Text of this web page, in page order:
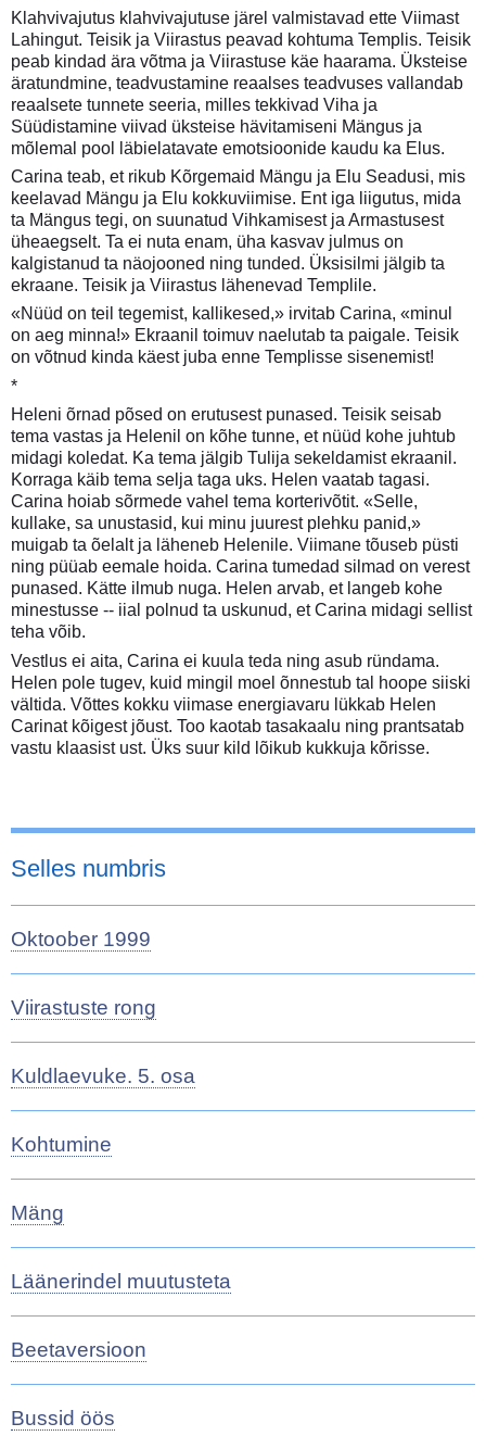
Klahvivajutus klahvivajutuse järel valmistavad ette Viimast
Lahingut. Teisik ja Viirastus peavad kohtuma Templis. Teisik
peab kindad ära võtma ja Viirastuse käe haarama. Üksteise
äratundmine, teadvustamine reaalses teadvuses vallandab
reaalsete tunnete seeria, milles tekkivad Viha ja
Süüdistamine viivad üksteise hävitamiseni Mängus ja
mõlemal pool läbielatavate emotsioonide kaudu ka Elus.
Carina teab, et rikub Kõrgemaid Mängu ja Elu Seadusi, mis
keelavad Mängu ja Elu kokkuviimise. Ent iga liigutus, mida
ta Mängus tegi, on suunatud Vihkamisest ja Armastusest
üheaegselt. Ta ei nuta enam, üha kasvav julmus on
kalgistanud ta näojooned ning tunded. Üksisilmi jälgib ta
ekraane. Teisik ja Viirastus lähenevad Templile.
«Nüüd on teil tegemist, kallikesed,» irvitab Carina, «minul
on aeg minna!» Ekraanil toimuv naelutab ta paigale. Teisik
on võtnud kinda käest juba enne Templisse sisenemist!
*
Heleni õrnad põsed on erutusest punased. Teisik seisab
tema vastas ja Helenil on kõhe tunne, et nüüd kohe juhtub
midagi koledat. Ka tema jälgib Tulija sekeldamist ekraanil.
Korraga käib tema selja taga uks. Helen vaatab tagasi.
Carina hoiab sõrmede vahel tema korterivõtit. «Selle,
kullake, sa unustasid, kui minu juurest plehku panid,»
muigab ta õelalt ja läheneb Helenile. Viimane tõuseb püsti
ning püüab eemale hoida. Carina tumedad silmad on verest
punased. Kätte ilmub nuga. Helen arvab, et langeb kohe
minestusse -- iial polnud ta uskunud, et Carina midagi sellist
teha võib.
Vestlus ei aita, Carina ei kuula teda ning asub ründama.
Helen pole tugev, kuid mingil moel õnnestub tal hoope siiski
vältida. Võttes kokku viimase energiavaru lükkab Helen
Carinat kõigest jõust. Too kaotab tasakaalu ning prantsatab
vastu klaasist ust. Üks suur kild lõikub kukkuja kõrisse.
Selles numbris
Oktoober 1999
Viirastuste rong
Kuldlaevuke. 5. osa
Kohtumine
Mäng
Läänerindel muutusteta
Beetaversioon
Bussid öös